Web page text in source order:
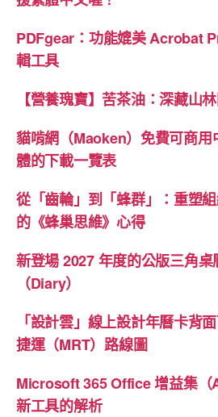
PDFgear：功能媲美 Acrobat
輯工具
【營養瑰寶】苦茶油：深藏山
貓啃網（Maoken）免費可商用
體的下載一覽表
從「齒輪」到「蜂群」：重塑組
的《蜂巢思維》心得
新登場 2027 年度的公版三角
（Diary）
「設計雲」線上設計年曆卡背
捷運（MRT）路線圖
Microsoft 365 Office 增益集
新工具的解析